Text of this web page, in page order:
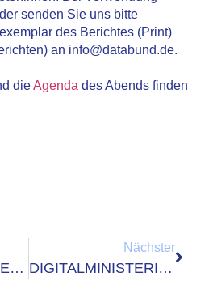
senden Sie uns bitte
des Berichtes (Print)
an info@databund.de.
dieAgenda des Abends finden
AG BARRIEREFREIHEIT TAGT IN MERSEBURG
Nächster
DIGITALMINISTERIUM UND DATABUND E.V. UNTERZEICHNEN KOOPERATIONSVEREINBARUNG FÜR GEMEINSAME OFFENE MITTELSTANDS-INITIATIVE